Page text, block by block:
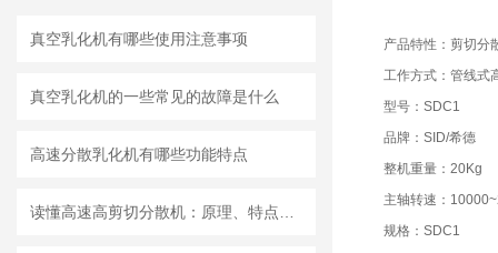
真空乳化机有哪些使用注意事项
真空乳化机的一些常见的故障是什么
高速分散乳化机有哪些功能特点
产品特性：剪切分
工作方式：管线式
型号：SDC1
品牌：SID/希德
整机重量：20Kg
主轴转速：
规格：SDC1